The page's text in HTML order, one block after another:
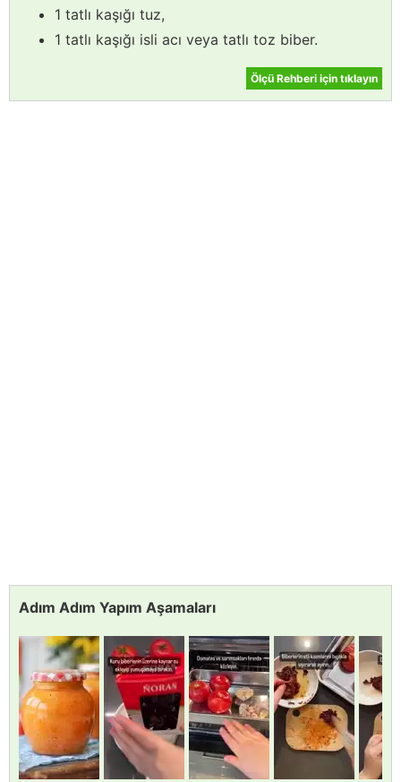
1 tatlı kaşığı tuz,
1 tatlı kaşığı isli acı veya tatlı toz biber.
Ölçü Rehberi için tıklayın
Adım Adım Yapım Aşamaları